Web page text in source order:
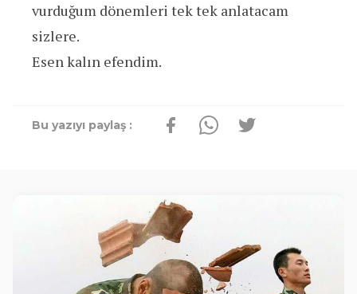
Bu yazıyı paylaş :
vurduğum dönemleri tek tek anlatacam
sizlere.
Esen kalın efendim.